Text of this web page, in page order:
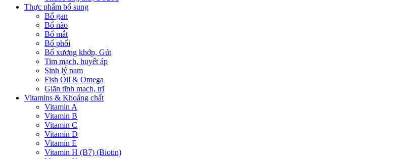
Thực phẩm bổ sung
Bổ gan
Bổ não
Bổ mắt
Bổ phổi
Bổ xương khớp, Gút
Tim mạch, huyết áp
Sinh lý nam
Fish Oil & Omega
Giãn tĩnh mạch, trĩ
Vitamins & Khoáng chất
Vitamin A
Vitamin B
Vitamin C
Vitamin D
Vitamin E
Vitamin H (B7) (Biotin)